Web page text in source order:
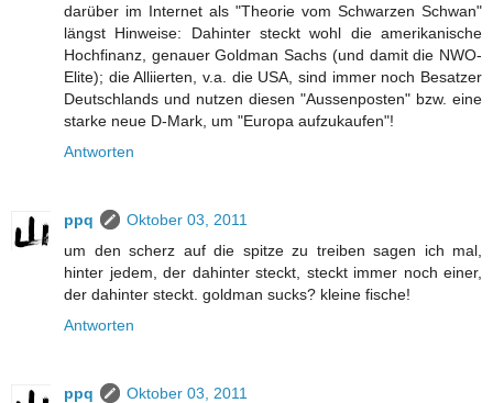
darüber im Internet als "Theorie vom Schwarzen Schwan"
längst Hinweise: Dahinter steckt wohl die amerikanische
Hochfinanz, genauer Goldman Sachs (und damit die NWO-
Elite); die Alliierten, v.a. die USA, sind immer noch Besatzer
Deutschlands und nutzen diesen "Aussenposten" bzw. eine
starke neue D-Mark, um "Europa aufzukaufen"!
Antworten
ppq
Oktober 03, 2011
um den scherz auf die spitze zu treiben sagen ich mal,
hinter jedem, der dahinter steckt, steckt immer noch einer,
der dahinter steckt. goldman sucks? kleine fische!
Antworten
ppq
Oktober 03, 2011